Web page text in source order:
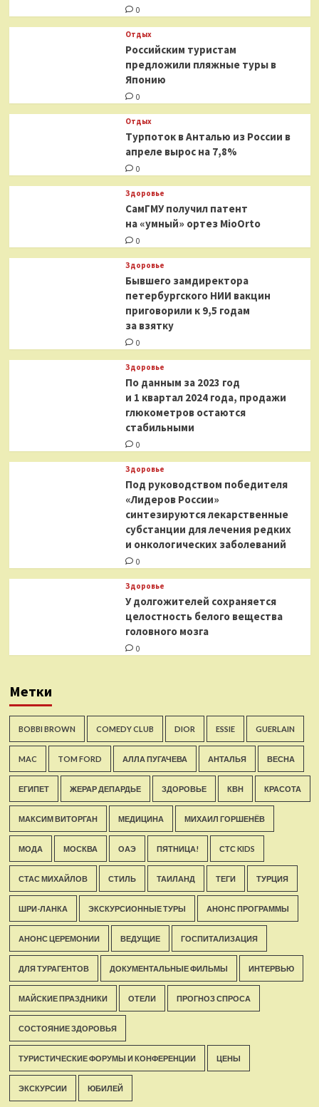
0
Отдых
Российским туристам
предложили пляжные туры в
Японию
0
Отдых
Турпоток в Анталью из России в
апреле вырос на 7,8%
0
Здоровье
СамГМУ получил патент
на «умный» ортез MioOrto
0
Здоровье
Бывшего замдиректора
петербургского НИИ вакцин
приговорили к 9,5 годам
за взятку
0
Здоровье
По данным за 2023 год
и 1 квартал 2024 года, продажи
глюкометров остаются
стабильными
0
Здоровье
Под руководством победителя
«Лидеров России»
синтезируются лекарственные
субстанции для лечения редких
и онкологических заболеваний
0
Здоровье
У долгожителей сохраняется
целостность белого вещества
головного мозга
0
Метки
BOBBI BROWN COMEDY CLUB DIOR ESSIE GUERLAIN
MAC TOM FORD АЛЛА ПУГАЧЕВА АНТАЛЬЯ ВЕСНА
ЕГИПЕТ ЖЕРАР ДЕПАРДЬЕ ЗДОРОВЬЕ КВН КРАСОТА
МАКСИМ ВИТОРГАН МЕДИЦИНА МИХАИЛ ГОРШЕНЁВ
МОДА МОСКВА ОАЭ ПЯТНИЦА! СТС KIDS
СТАС МИХАЙЛОВ СТИЛЬ ТАИЛАНД ТЕГИ ТУРЦИЯ
ШРИ-ЛАНКА ЭКСКУРСИОННЫЕ ТУРЫ АНОНС ПРОГРАММЫ
АНОНС ЦЕРЕМОНИИ ВЕДУЩИЕ ГОСПИТАЛИЗАЦИЯ
ДЛЯ ТУРАГЕНТОВ ДОКУМЕНТАЛЬНЫЕ ФИЛЬМЫ ИНТЕРВЬЮ
МАЙСКИЕ ПРАЗДНИКИ ОТЕЛИ ПРОГНОЗ СПРОСА
СОСТОЯНИЕ ЗДОРОВЬЯ
ТУРИСТИЧЕСКИЕ ФОРУМЫ И КОНФЕРЕНЦИИ ЦЕНЫ
ЭКСКУРСИИ ЮБИЛЕЙ